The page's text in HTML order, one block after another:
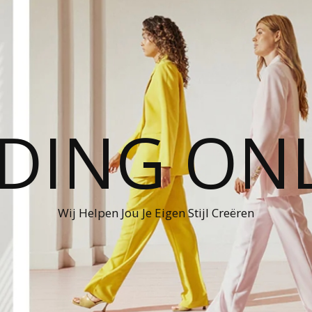
Wij Helpen Jou Je Eigen Stijl Creëren